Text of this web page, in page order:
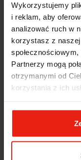
Wykorzystujemy
i reklam, aby
analizować ruch w
korzystasz z
Partnerzy mogą
otrzymanymi od
korzystania z ich
Marcin
5
Polecam szybko
Zostałem świetnie
w tym tygodniu
Alicja
5
sprawnie, bez
w tym tygodniu